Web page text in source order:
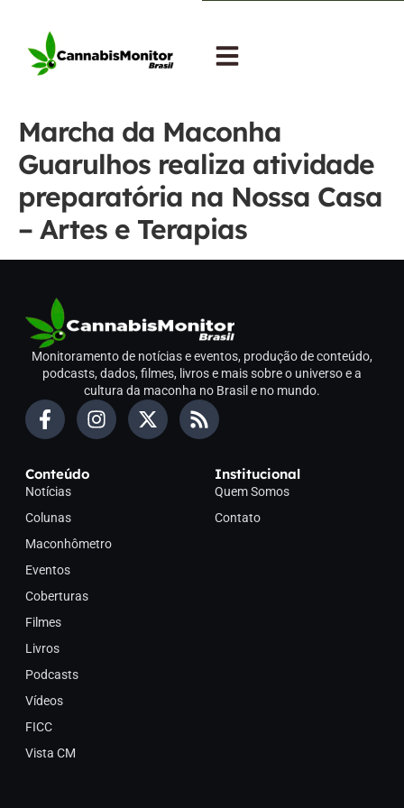
Marcha da Maconha
Guarulhos realiza atividade
preparatória na Nossa Casa
– Artes e Terapias
Monitoramento de notícias e eventos, produção de conteúdo,
podcasts, dados, filmes, livros e mais sobre o universo e a
cultura da maconha no Brasil e no mundo.
Conteúdo
Notícias
Colunas
Maconhômetro
Eventos
Coberturas
Filmes
Livros
Podcasts
Vídeos
FICC
Vista CM
Institucional
Quem Somos
Contato